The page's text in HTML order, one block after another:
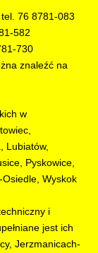
76 8781-083
582
730
znaleźć na
w
Lubiatów,
Pyskowice,
Osiedle, Wyskok
i
jest ich
Jerzmanicach-